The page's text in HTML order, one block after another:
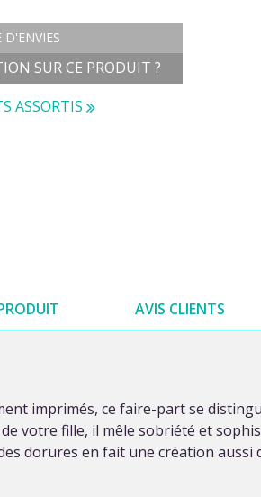
D'ENVIES
SUR CE PRODUIT ?
ASSORTIS
AVIS CLIENTS
imprimés, ce faire-part se
de votre fille, il mêle sobriété et
dorures en fait une création aussi